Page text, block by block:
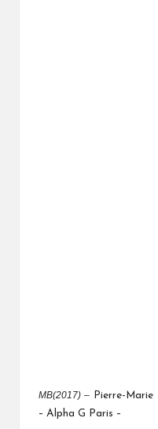
MB(2017) –
Pierre-Marie
– Alpha G Paris –